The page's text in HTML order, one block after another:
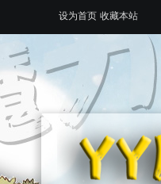
设为首页 收藏本站